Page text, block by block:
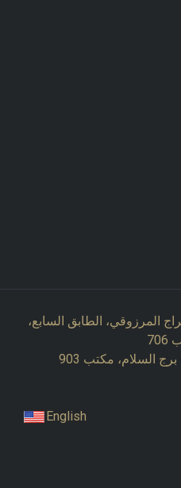
المرزوقي، الطابق السابع،
السلام، مكتب 903
English